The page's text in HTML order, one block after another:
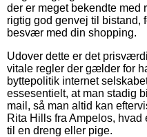
der er meget bekendte med
rigtig god genvej til bistand,
besvær med din shopping.
Udover dette er det
vitale regler der gælder for
byttepolitik internet
essesentielt, at man stadig
mail, så man altid kan
Rita Hills fra Ampelos, hvad
til en dreng eller pige.